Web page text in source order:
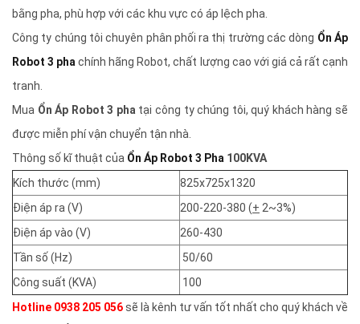
bằng pha, phù hợp với các khu vực có áp lệch pha.
Công ty chúng tôi chuyên phân phối ra thị trường các dòng Ổn Áp
Robot 3 phachính hãng Robot, chất lượng cao với giá cả rất cạnh
tranh.
Mua Ổn Áp Robot 3 phatại công ty chúng tôi, quý khách hàng sẽ
được miễn phí vận chuyển tận nhà.
Thông số kĩ thuật của Ổn Áp Robot 3 Pha 100KVA
Kích thước (mm)
825x725x1320
Điện áp ra (V)
200-220-380 (+ 2~3%)
Điện áp vào (V)
260-430
Tần số (Hz)
50/60
Công suất (KVA)
100
Hotline 0938 205 056sẽ là kênh tư vấn tốt nhất cho quý khách về